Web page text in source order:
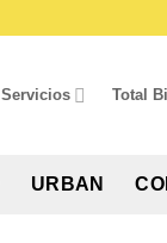
Servicios Total
URBAN